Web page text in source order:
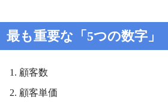
最も重要な「5つの数字」
顧客数
顧客単価